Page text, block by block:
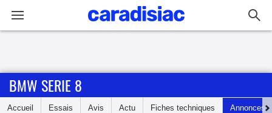
Accueil
BMW SERIE 8
Accueil Essais Avis Actu Fiches techniques Annonces